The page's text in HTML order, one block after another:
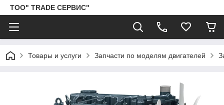
ТОО" TRADE СЕРВИС"
Товары и услуги Запчасти по моделям двигателей